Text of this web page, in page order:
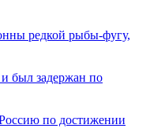
редкой рыбы-фугу,
был задержан по
по достижении